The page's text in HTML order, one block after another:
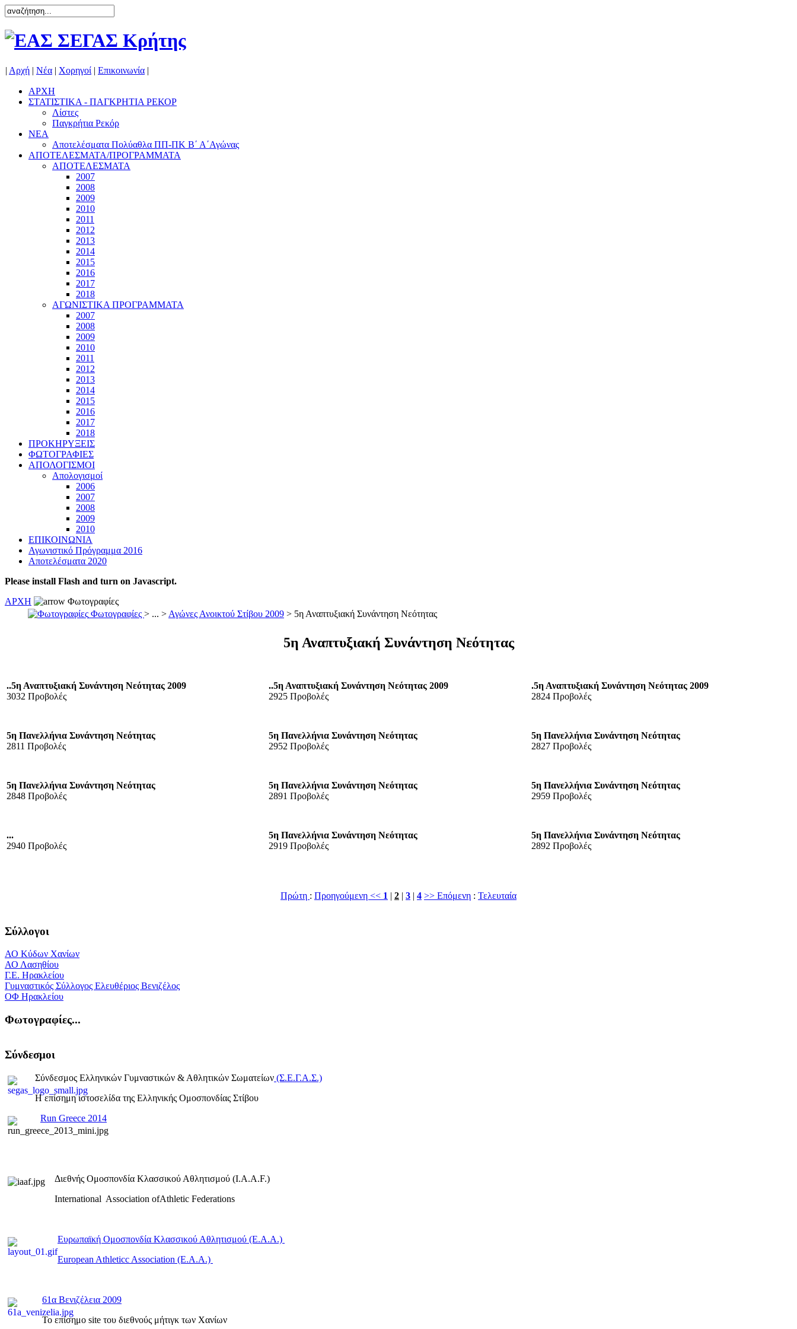
| Αρχή | Νέα | Χορηγοί | Επικοινωνία |
ΑΡΧΗ
ΣΤΑΤΙΣΤΙΚΑ - ΠΑΓΚΡΗΤΙΑ ΡΕΚΟΡ
Λίστες
Παγκρήτια Ρεκόρ
ΝΕΑ
Αποτελέσματα Πολύαθλα ΠΠ-ΠΚ Β΄ Α΄Αγώνας
ΑΠΟΤΕΛΕΣΜΑΤΑ/ΠΡΟΓΡΑΜΜΑΤΑ
ΑΠΟΤΕΛΕΣΜΑΤΑ
2007
2008
2009
2010
2011
2012
2013
2014
2015
2016
2017
2018
ΑΓΩΝΙΣΤΙΚΑ ΠΡΟΓΡΑΜΜΑΤΑ
2007
2008
2009
2010
2011
2012
2013
2014
2015
2016
2017
2018
ΠΡΟΚΗΡΥΞΕΙΣ
ΦΩΤΟΓΡΑΦΙΕΣ
ΑΠΟΛΟΓΙΣΜΟΙ
Απολογισμοί
2006
2007
2008
2009
2010
ΕΠΙΚΟΙΝΩΝΙΑ
Αγωνιστικό Πρόγραμμα 2016
Αποτελέσματα 2020
Please install Flash and turn on Javascript.
ΑΡΧΗ
Φωτογραφίες
Φωτογραφίες > ... > Αγώνες Ανοικτού Στίβου 2009 > 5η Αναπτυξιακή Συνάντηση Νεότητας
5η Αναπτυξιακή Συνάντηση Νεότητας
..5η Αναπτυξιακή Συνάντηση Νεότητας 2009
3032 Προβολές
..5η Αναπτυξιακή Συνάντηση Νεότητας 2009
2925 Προβολές
.5η Αναπτυξιακή Συνάντηση Νεότητας 2009
2824 Προβολές
5η Πανελλήνια Συνάντηση Νεότητας
2811 Προβολές
5η Πανελλήνια Συνάντηση Νεότητας
2952 Προβολές
5η Πανελλήνια Συνάντηση Νεότητας
2827 Προβολές
5η Πανελλήνια Συνάντηση Νεότητας
2848 Προβολές
5η Πανελλήνια Συνάντηση Νεότητας
2891 Προβολές
5η Πανελλήνια Συνάντηση Νεότητας
2959 Προβολές
...
2940 Προβολές
5η Πανελλήνια Συνάντηση Νεότητας
2919 Προβολές
5η Πανελλήνια Συνάντηση Νεότητας
2892 Προβολές
Πρώτη : Προηγούμενη << 1 | 2 | 3 | 4 >> Επόμενη : Τελευταία
Σύλλογοι
ΑΟ Κύδων Χανίων
ΑΟ Λασηθίου
Γ.Ε. Ηρακλείου
Γυμναστικός Σύλλογος Ελευθέριος Βενιζέλος
ΟΦ Ηρακλείου
Φωτογραφίες...
Σύνδεσμοι
Σύνδεσμος Ελληνικών Γυμναστικών & Αθλητικών Σωματείων (Σ.Ε.Γ.Α.Σ.)
Η επίσημη ιστοσελίδα της Ελληνικής Ομοσπονδίας Στίβου
Run Greece 2014
Διεθνής Ομοσπονδία Κλασσικού Αθλητισμού (I.A.A.F.)
International Association ofAthletic Federations
Ευρωπαϊκή Ομοσπονδία Κλασσικού Αθλητισμού (E.A.A.)
European Athleticc Association (E.A.A.)
61α Βενιζέλεια 2009
To επίσημο site του διεθνούς μήτιγκ των Χανίων